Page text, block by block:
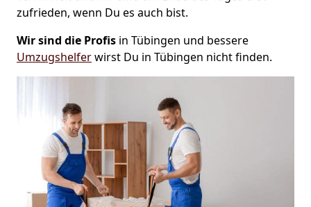
zufrieden, wenn Du es auch bist.
Wir sind die Profis in Tübingen und bessere
Umzugshelferwirst Du in Tübingen nicht finden.